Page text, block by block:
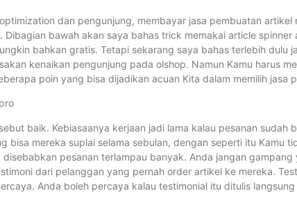
dan pengunjung, membayar jasa pembuatan artikel
bawah akan saya bahas trick memakai article spinner
bahkan gratis. Tetapi sekarang saya bahas terlebih dulu
kenaikan pengunjung pada olshop. Namun Kamu harus
poin yang bisa dijadikan acuan Kita dalam memilih jasa
baik. Kebiasaanya kerjaan jadi lama kalau pesanan sudah
bisa mereka suplai selama sebulan, dengan seperti itu Kamu
pesanan terlampau banyak. Anda jangan gampang
dari pelanggan yang pernah order artikel ke mereka.
Anda boleh percaya kalau testimonial itu ditulis